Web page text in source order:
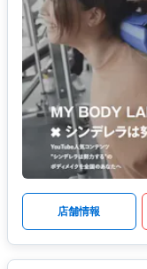
店舗情報